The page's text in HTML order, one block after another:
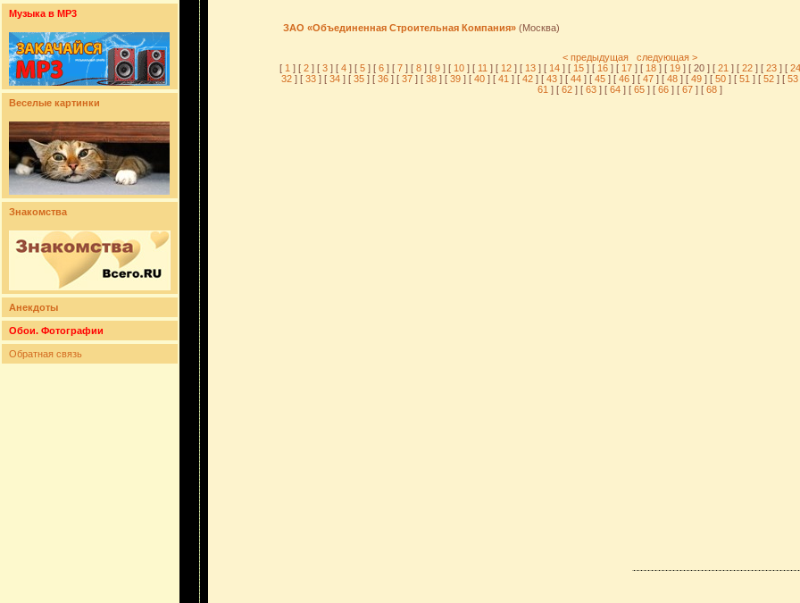
Музыка в MP3
Веселые картинки
Знакомства
Анекдоты
Обои. Фотографии
Обратная связь
ЗАО «Объединенная Строительная Компания» (Москва)
< предыдущая
следующая >
[1 ] [2 ] [3 ] [4 ] [5 ] [6 ] [7 ] [8 ] [9 ] [10 ] [11 ] [12 ] [13 ] [14 ] [15 ] [16 ] [17 ] [18 ] [19 ] [ 20 ] [21 ] [22 ] [23 ] [24
32 ] [ 33 ] [ 34 ] [ 35 ] [ 36 ] [ 37 ] [ 38 ] [ 39 ] [ 40 ] [ 41 ] [ 42 ] [ 43 ] [ 44 ] [ 45 ] [ 46 ] [ 47 ] [ 48 ] [ 49 ] [ 50 ] [ 51 ] [ 52 ] [ 53
61 ] [62 ] [63 ] [64 ] [65 ] [66 ] [67 ] [68 ]